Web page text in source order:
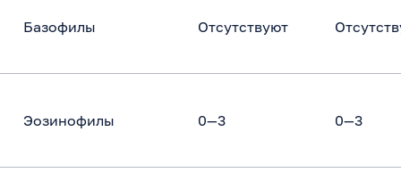
Базофилы Отсутствуют
Эозинофилы 0—3 0—3